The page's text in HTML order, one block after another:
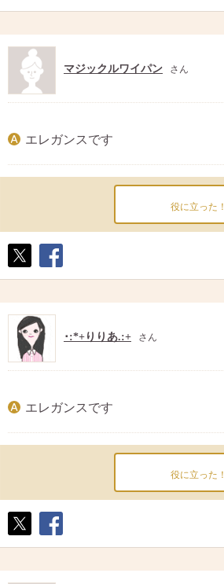
ト
ア
マジックルワイパン さん
エレガンスです
役に立った！
ト
ア
･:*+りりあ.:+ さん
エレガンスです
役に立った！
ト
ア